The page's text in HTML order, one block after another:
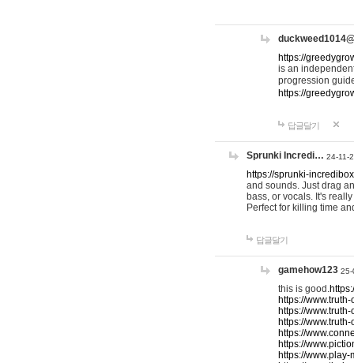
https://
is an
progression
https://
답글달기
Sprunki Incredi… 24-11-
https://sprunki-
and sounds. Just drag
bass, or vocals. It's
Perfect for killing time
답글달기
gamehow123 25-
this is good.
https://
https://
https://
https://
https://
https://